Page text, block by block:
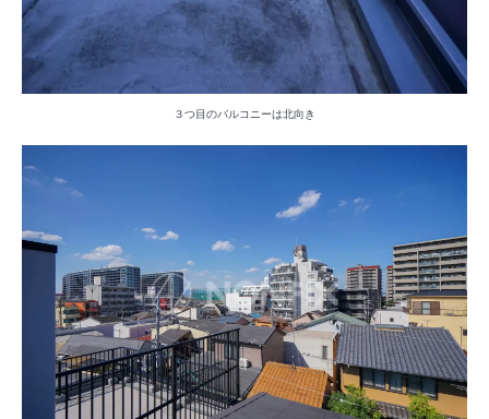
３つ目のバルコニーは北向き